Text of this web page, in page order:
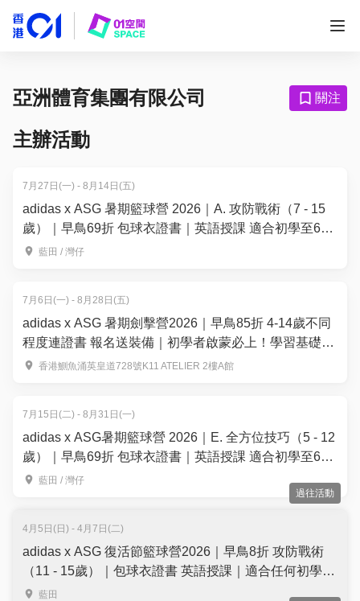
亞洲體育集團有限公司 關注
主辦活動
7月27日(一) - 8月14日(五)
adidas x ASG 暑期籃球營 2026｜A. 攻防戰術（7 - 15
歲）｜早鳥69折 包球衣證書｜英語授課 適合初學至6個
月籃球經驗的學員｜藍⽥、灣仔【用推廣碼減高達
藍田 / 灣仔
7月6日(一) - 8月28日(五)
adidas x ASG 暑期劍擊營2026｜早鳥85折 4-14歲不同
程度連證書 報名送裝備｜初學者啟蒙必上！學習基礎技
巧｜APEX FENCING TEAM【用推廣碼減高達$100】
香港鰂魚涌英皇道728號K11 ATELIER 2樓A館
7月15日(二) - 8月31日(一)
adidas x ASG暑期籃球營 2026｜E. 全方位技巧（5 - 12
歲）｜早鳥69折 包球衣證書｜英語授課 適合初學至6個
月籃球經驗的學員｜藍田、灣仔【用推廣碼減高達
藍田 / 灣仔
過往活動
4月5日(日) - 4月7日(二)
adidas x ASG 復活節籃球營2026｜早鳥8折 攻防戰術
（11 - 15歲）｜包球衣證書 英語授課｜適合任何初學學
員｜藍田
藍田